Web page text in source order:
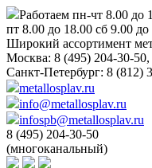
Работаем пн-чт 8.00 до
пт 8.00 до 18.00 сб 9.00 до
Широкий ассортимент
Москва: 8 (495) 204-30-
Санкт-Петербург: 8 (812)
metallosplav.ru
info@metallosplav.ru
infospb@metallosplav.ru
8 (495) 204-30-50
(многоканальный)